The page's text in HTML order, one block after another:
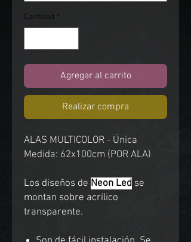
Cantidad *
Agregar al carrito
Realizar compra
ALAS MULTICOLOR - Única
Medida: 62x100cm (POR ALA)
Los diseños de Neon Led se
montan sobre acrílico
transparente.